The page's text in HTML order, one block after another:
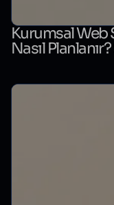
Kurumsal Web
Nasıl